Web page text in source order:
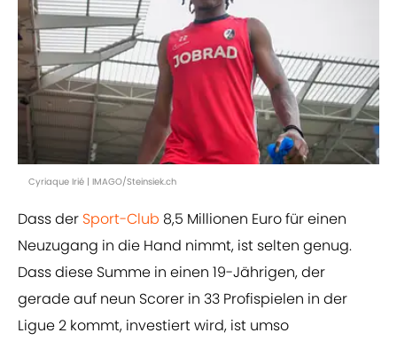
Cyriaque Irié | IMAGO/Steinsiek.ch
Dass der Sport-Club 8,5 Millionen Euro für einen
Neuzugang in die Hand nimmt, ist selten genug.
Dass diese Summe in einen 19-Jährigen, der
gerade auf neun Scorer in 33 Profispielen in der
Ligue 2 kommt, investiert wird, ist umso